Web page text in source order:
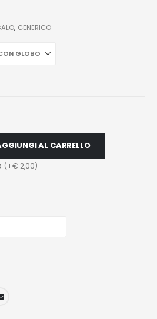
, GENERICO
AL CARRELLO
(+€2,00)